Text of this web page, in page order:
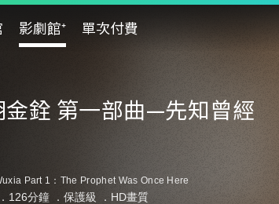
影劇館⁺ 單次付費
金銓 第一部曲—先知曾經
Part 1：The Prophet Was Once Here
126分鐘 ． 保護級 ．HD畫質